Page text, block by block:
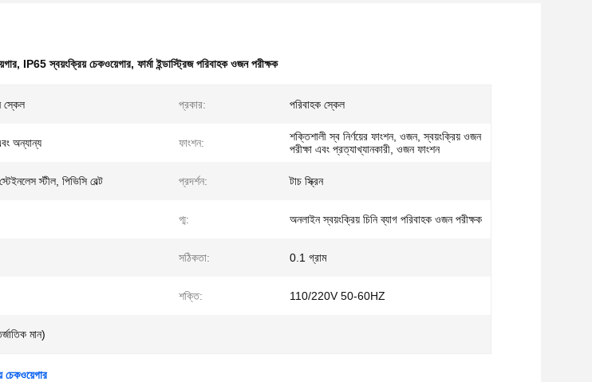
, IP65 স্বয়ংক্রিয় চেকওয়েগার, ফার্মা ইন্ডাস্ট্রিজ পরিবাহক ওজন পরীক্ষক
স্কেল প্রকার: পরিবাহক স্কেল
অন্যান্য ফাংশন:
শক্তিশালী স্ব নির্ণয়ের ফাংশন, ওজন, স্বয়ংক্রিয় ওজন
পরীক্ষা এবং প্রত্যাখ্যানকারী, ওজন ফাংশন
স্টীল, পিভিসি বেল্ট প্রদর্শন: টাচ স্ক্রিন
গ্ম: অনলাইন স্বয়ংক্রিয় চিনি ব্যাগ পরিবাহক ওজন পরীক্ষক
সঠিকতা: 0.1 গ্রাম
শক্তি: 110/220V 50-60HZ
মান)
চেকওয়েগার